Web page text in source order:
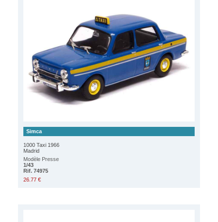
Simca
1000 Taxi 1966
Madrid
Modèle Presse
1/43
Rif. 74975
26.77 €